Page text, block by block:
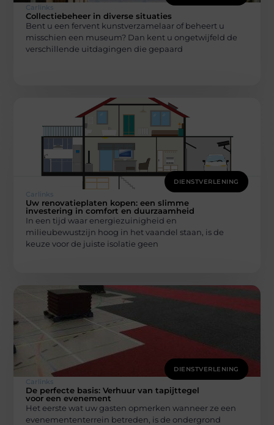
Carlinks
Collectiebeheer in diverse situaties
Bent u een fervent kunstverzamelaar of beheert u
misschien een museum? Dan kent u ongetwijfeld de
verschillende uitdagingen die gepaard
DIENSTVERLENING
Carlinks
Uw renovatieplaten kopen: een slimme
investering in comfort en duurzaamheid
In een tijd waar energiezuinigheid en
milieubewustzijn hoog in het vaandel staan, is de
keuze voor de juiste isolatie geen
DIENSTVERLENING
Carlinks
De perfecte basis: Verhuur van tapijttegel
voor een evenement
Het eerste wat uw gasten opmerken wanneer ze een
evenemententerrein betreden, is de ondergrond